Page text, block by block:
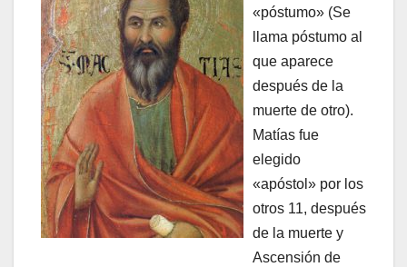
«póstumo» (Se
llama póstumo al
que aparece
después de la
muerte de otro).
Matías fue
elegido
«apóstol» por los
otros 11, después
de la muerte y
Ascensión de